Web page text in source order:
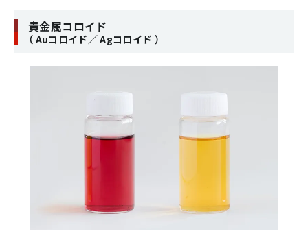
貴金属コロイド
（ Auコロイド／ Agコロイド ）